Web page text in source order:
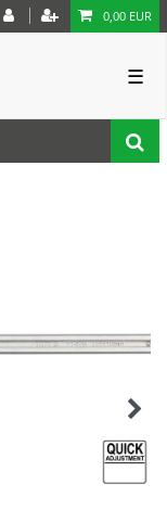
0,00 EUR
☰